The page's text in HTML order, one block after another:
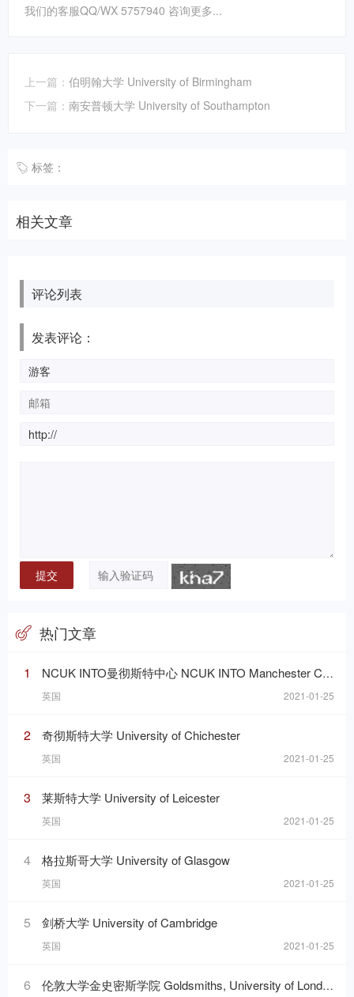
我们的客服QQ/WX 5757940 咨询更多...
上一篇： 伯明翰大学 University of Birmingham
下一篇： 南安普顿大学 University of Southampton
标签：
相关文章
评论列表
发表评论：
热门文章
1 NCUK INTO曼彻斯特中心 NCUK INTO Manchester Centre
英国 2021-01-25
2 奇彻斯特大学 University of Chichester
英国 2021-01-25
3 莱斯特大学 University of Leicester
英国 2021-01-25
4 格拉斯哥大学 University of Glasgow
英国 2021-01-25
5 剑桥大学 University of Cambridge
英国 2021-01-25
6 伦敦大学金史密斯学院 Goldsmiths, University of London